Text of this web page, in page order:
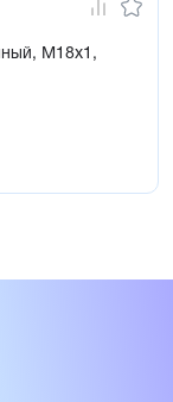
М18х1,